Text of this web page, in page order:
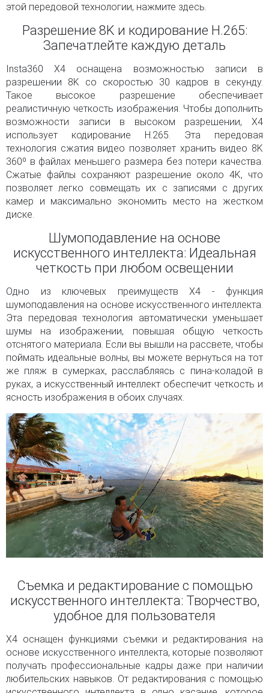
этой передовой технологии, нажмите здесь.
Разрешение 8K и кодирование H.265:
Запечатлейте каждую деталь
Insta360 X4 оснащена возможностью записи в
разрешении 8K со скоростью 30 кадров в секунду.
Такое высокое разрешение обеспечивает
реалистичную четкость изображения. Чтобы дополнить
возможности записи в высоком разрешении, X4
использует кодирование H.265. Эта передовая
технология сжатия видео позволяет хранить видео 8K
360º в файлах меньшего размера без потери качества.
Сжатые файлы сохраняют разрешение около 4K, что
позволяет легко совмещать их с записями с других
камер и максимально экономить место на жестком
диске.
Шумоподавление на основе
искусственного интеллекта: Идеальная
четкость при любом освещении
Одно из ключевых преимуществ X4 - функция
шумоподавления на основе искусственного интеллекта.
Эта передовая технология автоматически уменьшает
шумы на изображении, повышая общую четкость
отснятого материала. Если вы вышли на рассвете, чтобы
поймать идеальные волны, вы можете вернуться на тот
же пляж в сумерках, расслабляясь с пина-коладой в
руках, а искусственный интеллект обеспечит четкость и
ясность изображения в обоих случаях.
Съемка и редактирование с помощью
искусственного интеллекта: Творчество,
удобное для пользователя
X4 оснащен функциями съемки и редактирования на
основе искусственного интеллекта, которые позволяют
получать профессиональные кадры даже при наличии
любительских навыков. От редактирования с помощью